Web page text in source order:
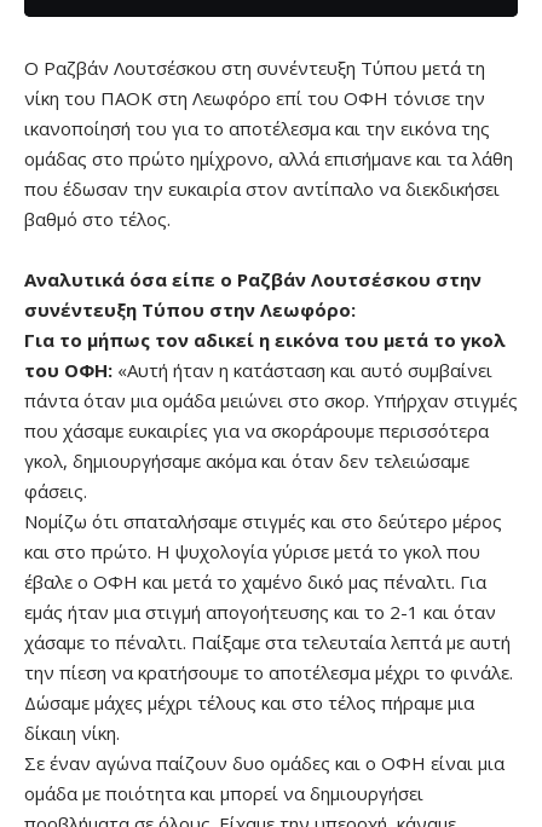
Ο Ραζβάν Λουτσέσκου στη συνέντευξη Τύπου μετά τη
νίκη του ΠΑΟΚ στη Λεωφόρο επί του ΟΦΗ τόνισε την
ικανοποίησή του για το αποτέλεσμα και την εικόνα της
ομάδας στο πρώτο ημίχρονο, αλλά επισήμανε και τα λάθη
που έδωσαν την ευκαιρία στον αντίπαλο να διεκδικήσει
βαθμό στο τέλος.
Αναλυτικά όσα είπε ο Ραζβάν Λουτσέσκου στην
συνέντευξη Τύπου στην Λεωφόρο:
Για το μήπως τον αδικεί η εικόνα του μετά το γκολ
του ΟΦΗ: «Αυτή ήταν η κατάσταση και αυτό συμβαίνει
πάντα όταν μια ομάδα μειώνει στο σκορ. Υπήρχαν στιγμές
που χάσαμε ευκαιρίες για να σκοράρουμε περισσότερα
γκολ, δημιουργήσαμε ακόμα και όταν δεν τελειώσαμε
φάσεις.
Νομίζω ότι σπαταλήσαμε στιγμές και στο δεύτερο μέρος
και στο πρώτο. Η ψυχολογία γύρισε μετά το γκολ που
έβαλε ο ΟΦΗ και μετά το χαμένο δικό μας πέναλτι. Για
εμάς ήταν μια στιγμή απογοήτευσης και το 2-1 και όταν
χάσαμε το πέναλτι. Παίξαμε στα τελευταία λεπτά με αυτή
την πίεση να κρατήσουμε το αποτέλεσμα μέχρι το φινάλε.
Δώσαμε μάχες μέχρι τέλους και στο τέλος πήραμε μια
δίκαιη νίκη.
Σε έναν αγώνα παίζουν δυο ομάδες και ο ΟΦΗ είναι μια
ομάδα με ποιότητα και μπορεί να δημιουργήσει